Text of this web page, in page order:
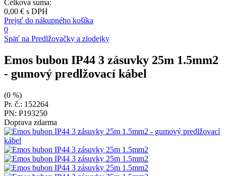
Celková suma:
0,00 € s DPH
Prejsť do nákupného košíka
0
Späť na Predlžovačky a zlodejky
Emos bubon IP44 3 zásuvky 25m 1.5mm2
- gumový predlžovací kábel
(0 %)
Pr. č.: 152264
PN: P193250
Doprava zdarma